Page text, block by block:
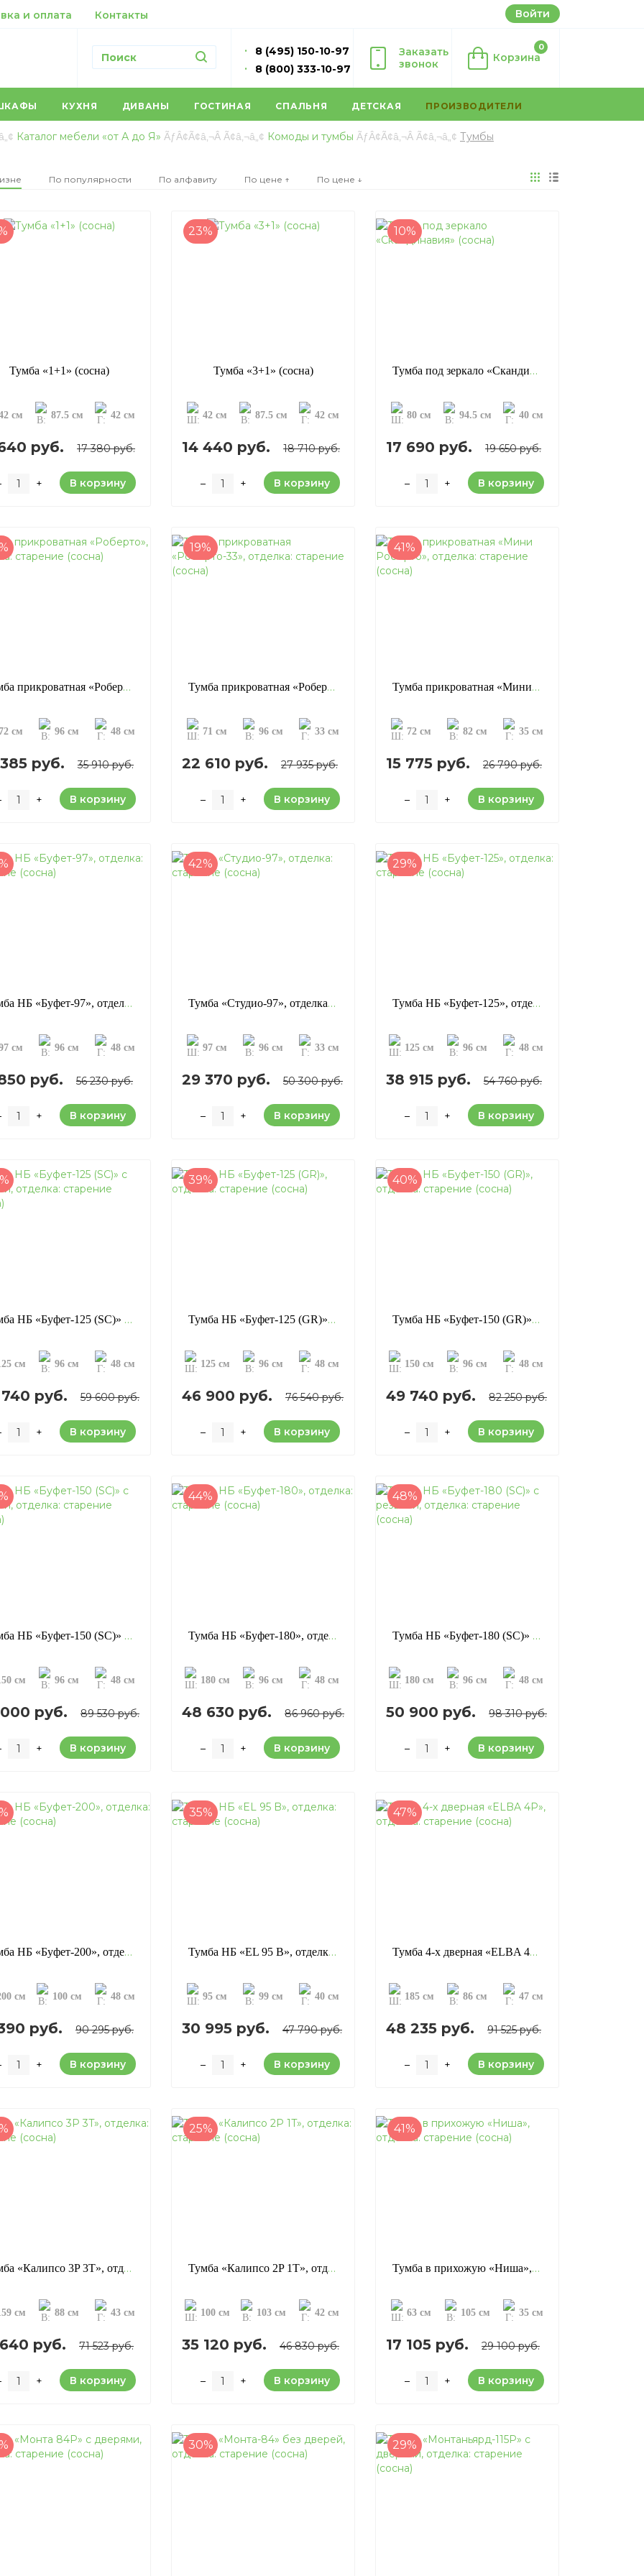
и оплата Контакты Войти
Корзина
0
Заказать
звонок
8 (495) 150-10-97
8 (800) 333-10-97
КУХНЯ ДИВАНЫ ГОСТИНАЯ СПАЛЬНЯ ДЕТСКАЯ ПРОИЗВОДИТЕЛИ
Каталог мебели «от А до Я» Комоды и тумбы Тумбы
По популярности По алфавиту По цене ↑ По цене ↓
Тумба «1+1» (сосна)
см 87.5 см 42 см
руб. 17 380 руб.
+ В корзину
23%
Тумба «3+1» (сосна)
42 см 87.5 см 42 см
14 440 руб. 18 710 руб.
– + В корзину
10%
Тумба под зеркало «Скандинавия» (сосна)
80 см 94.5 см 40 см
17 690 руб. 19 650 руб.
– + В корзину
Тумба прикроватная «Роберто», отделка: старение (сосна)
см 96 см 48 см
руб. 35 910 руб.
+ В корзину
19%
Тумба прикроватная «Роберто-33», отделка: старение (сосна)
71 см 96 см 33 см
22 610 руб. 27 935 руб.
– + В корзину
41%
Тумба прикроватная «Мини Роберто», отделка: старение (сосна)
72 см 82 см 35 см
15 775 руб. 26 790 руб.
– + В корзину
Тумба НБ «Буфет-97», отделка: старение (сосна)
см 96 см 48 см
руб. 56 230 руб.
+ В корзину
42%
Тумба «Студио-97», отделка: старение (сосна)
97 см 96 см 33 см
29 370 руб. 50 300 руб.
– + В корзину
29%
Тумба НБ «Буфет-125», отделка: старение (сосна)
125 см 96 см 48 см
38 915 руб. 54 760 руб.
– + В корзину
Тумба НБ «Буфет-125 (SC)» с резьбой, отделка: старение (сосна)
см 96 см 48 см
руб. 59 600 руб.
+ В корзину
39%
Тумба НБ «Буфет-125 (GR)», отделка: старение (сосна)
125 см 96 см 48 см
46 900 руб. 76 540 руб.
– + В корзину
40%
Тумба НБ «Буфет-150 (GR)», отделка: старение (сосна)
150 см 96 см 48 см
49 740 руб. 82 250 руб.
– + В корзину
Тумба НБ «Буфет-150 (SC)» с резьбой, отделка: старение (сосна)
см 96 см 48 см
руб. 89 530 руб.
+ В корзину
44%
Тумба НБ «Буфет-180», отделка: старение (сосна)
180 см 96 см 48 см
48 630 руб. 86 960 руб.
– + В корзину
48%
Тумба НБ «Буфет-180 (SC)» с резьбой, отделка: старение (сосна)
180 см 96 см 48 см
50 900 руб. 98 310 руб.
– + В корзину
Тумба НБ «Буфет-200», отделка: старение (сосна)
см 100 см 48 см
руб. 90 295 руб.
+ В корзину
35%
Тумба НБ «EL 95 B», отделка: старение (сосна)
95 см 99 см 40 см
30 995 руб. 47 790 руб.
– + В корзину
47%
Тумба 4-х дверная «ELBA 4P», отделка: старение (сосна)
185 см 86 см 47 см
48 235 руб. 91 525 руб.
– + В корзину
Тумба «Калипсо 3P 3T», отделка: старение (сосна)
см 88 см 43 см
руб. 71 523 руб.
+ В корзину
25%
Тумба «Калипсо 2P 1T», отделка: старение (сосна)
100 см 103 см 42 см
35 120 руб. 46 830 руб.
– + В корзину
41%
Тумба в прихожую «Ниша», отделка: старение (сосна)
63 см 105 см 35 см
17 105 руб. 29 100 руб.
– + В корзину
30% 29%